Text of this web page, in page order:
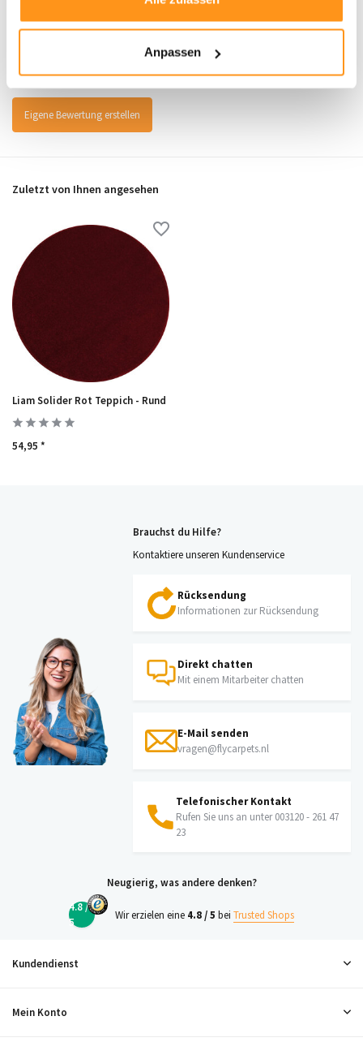
Anpassen
Es wurden noch keine Bewertungen für dieses Produkt abgegeben..
Eigene Bewertung erstellen
Zuletzt von Ihnen angesehen
Liam Solider Rot Teppich - Rund
54,95 *
Brauchst du Hilfe?
Kontaktiere unseren Kundenservice
Rücksendung
Informationen zur Rücksendung
Direkt chatten
Mit einem Mitarbeiter chatten
E-Mail senden
vragen@flycarpets.nl
Telefonischer Kontakt
Rufen Sie uns an unter 003120 - 261 47
23
Neugierig, was andere denken?
4.8 /
5
Wir erzielen eine 4.8 / 5 bei Trusted Shops
Kundendienst
Mein Konto